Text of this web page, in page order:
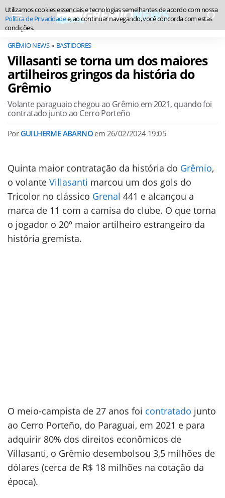
GRÊMIO NEWS BASTIDORES
Villasanti se torna um dos maiores
artilheiros gringos da história do
Grêmio
Volante paraguaio chegou ao Grêmio em 2021, quando foi
contratado junto ao Cerro Porteño
Por GUILHERME ABARNO em 26/02/2024 19:05
Quinta maior contratação da história do Grêmio,
o volante Villasanti marcou um dos gols do
Tricolor no clássico Grenal 441 e alcançou a
marca de 11 com a camisa do clube. O que torna
o jogador o 20º maior artilheiro estrangeiro da
história gremista.
O meio-campista de 27 anos foi contratado junto
ao Cerro Porteño, do Paraguai, em 2021 e para
adquirir 80% dos direitos econômicos de
Villasanti, o Grêmio desembolsou 3,5 milhões de
dólares (cerca de R$ 18 milhões na cotação da
época).
Utilizamos cookies essenciais e tecnologias semelhantes de acordo com nossa
Política de Privacidadee, ao continuar navegando, você concorda com estas
condições.